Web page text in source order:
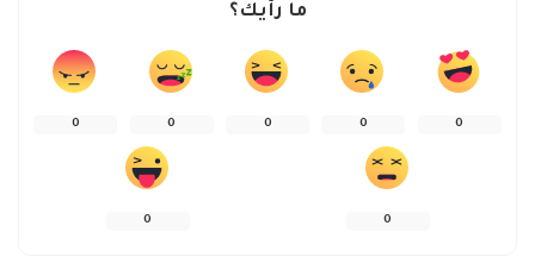
ما رأيك؟
0
0
0
0
0
0
0